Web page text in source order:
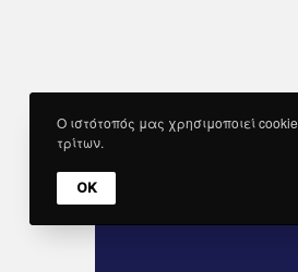
Ο ιστότοπός μας χρησιμοποιεί
τρίτων.
OK